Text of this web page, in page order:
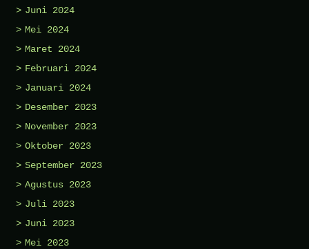
Juni 2024
Mei 2024
Maret 2024
Februari 2024
Januari 2024
Desember 2023
November 2023
Oktober 2023
September 2023
Agustus 2023
Juli 2023
Juni 2023
Mei 2023